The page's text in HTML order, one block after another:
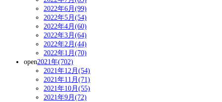
2022年6月(99)
2022年5月(54)
2022年4月(60)
2022年3月(64)
2022年2月(44)
2022年1月(70)
open2021年(702)
2021年12月(54)
2021年11月(71)
2021年10月(55)
2021年9月(72)